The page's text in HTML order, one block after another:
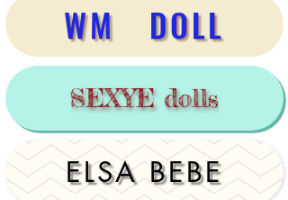
WM DOLL
SEXYE dolls
ELSA BEBE